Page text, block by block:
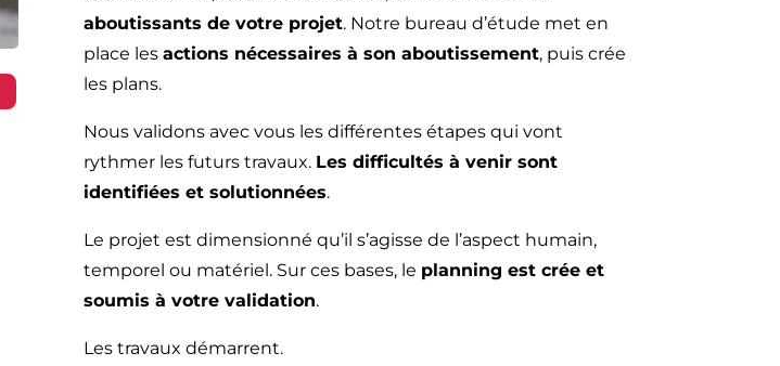
aboutissants de votre projet. Notre bureau d’étude met en
place les actions nécessaires à son aboutissement, puis crée
les plans.
Nous validons avec vous les différentes étapes qui vont
rythmer les futurs travaux. Les difficultés à venir sont
identifiées et solutionnées.
Le projet est dimensionné qu’il s’agisse de l’aspect humain,
temporel ou matériel. Sur ces bases, le planning est crée et
soumis à votre validation.
Les travaux démarrent.